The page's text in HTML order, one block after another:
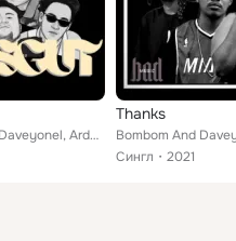
Bombom And Daveyonel, Ardetto, Blxck Canyon, Majezty, Fallen't, TIGA., Eqrazin
Thanks
Сингл
2021